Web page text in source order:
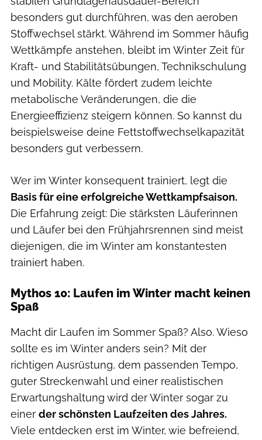
besonders gut durchführen, was den aeroben
Stoffwechsel stärkt. Während im Sommer häufig
Wettkämpfe anstehen, bleibt im Winter Zeit für
Kraft- und Stabilitätsübungen, Technikschulung
und Mobility. Kälte fördert zudem leichte
metabolische Veränderungen, die die
Energieeffizienz steigern können. So kannst du
beispielsweise deine Fettstoffwechselkapazität
besonders gut verbessern.
Wer im Winter konsequent trainiert, legt die
Basis für eine erfolgreiche Wettkampfsaison.
Die Erfahrung zeigt: Die stärksten Läuferinnen
und Läufer bei den Frühjahrsrennen sind meist
diejenigen, die im Winter am konstantesten
trainiert haben.
Mythos 10: Laufen im Winter macht keinen
Spaß
Macht dir Laufen im Sommer Spaß? Also. Wieso
sollte es im Winter anders sein? Mit der
richtigen Ausrüstung, dem passenden Tempo,
guter Streckenwahl und einer realistischen
Erwartungshaltung wird der Winter sogar zu
einer der schönsten Laufzeiten des Jahres.
Viele entdecken erst im Winter, wie befreiend,